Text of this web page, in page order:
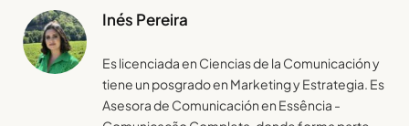
Inés Pereira
Es licenciada en Ciencias de la Comunicación y
tiene un posgrado en Marketing y Estrategia. Es
Asesora de Comunicación en Essência -